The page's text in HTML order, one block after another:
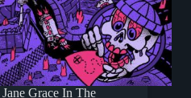
Grace In The